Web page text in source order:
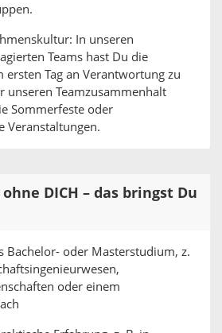
In unseren
Teams hast Du die
ersten Tag an Verantwortung zu
unseren Teamzusammenhalt
Sommerfeste oder
Veranstaltungen.
DICH – das bringst Du
Bachelor- oder Masterstudium, z.
oder einem